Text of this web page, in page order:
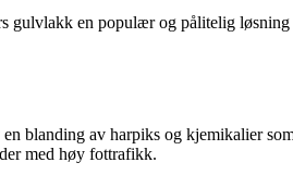
gulvlakk en populær og pålitelig
blanding av harpiks og kjemikalier
med høy fottrafikk.